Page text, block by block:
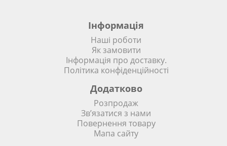
Дизайнери пропонують великий вибір шрифтів,
стилізованих монограм та корон. Якщо хочете
розмістити на виробі прикольний напис, добре
побажання, зробити таке можна без проблем.
Фахівці готові нанести будь-яке незвичайне,
стильне зображення – широка колірна палітра
Розкажіть менеджеру про свій задум, і ми
неодмінно постараємося втілити його в життя.
Проявіть творчі здібності та разом із нами створіть
оригінальний аксесуар для рідної людини.
Інформація
Наші роботи
Як замовити
Інформація про доставку.
Політика конфіденційності
Додатково
Розпродаж
Зв’язатися з нами
Повернення товару
Мапа сайту